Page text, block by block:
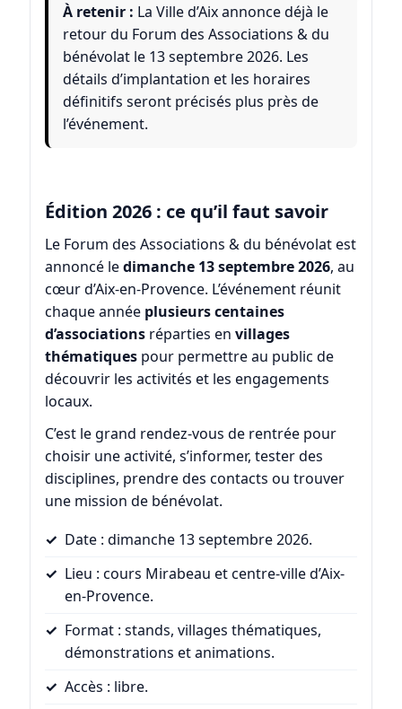
À retenir : La Ville d’Aix annonce déjà le
retour du Forum des Associations & du
bénévolat le 13 septembre 2026. Les
détails d’implantation et les horaires
définitifs seront précisés plus près de
l’événement.
Édition 2026 : ce qu’il faut savoir
Le Forum des Associations & du bénévolat est
annoncé ledimanche 13 septembre 2026, au
cœur d’Aix-en-Provence. L’événement réunit
chaque année plusieurs centaines
d’associationsréparties en villages
thématiquespour permettre au public de
découvrir les activités et les engagements
locaux.
C’est le grand rendez-vous de rentrée pour
choisir une activité, s’informer, tester des
disciplines, prendre des contacts ou trouver
une mission de bénévolat.
Date : dimanche 13 septembre 2026.
Lieu : cours Mirabeau et centre-ville d’Aix-
en-Provence.
Format : stands, villages thématiques,
démonstrations et animations.
Accès : libre.